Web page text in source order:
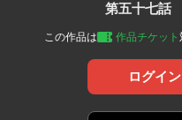
第五十七話
この作品は 作品チケット
ログイ